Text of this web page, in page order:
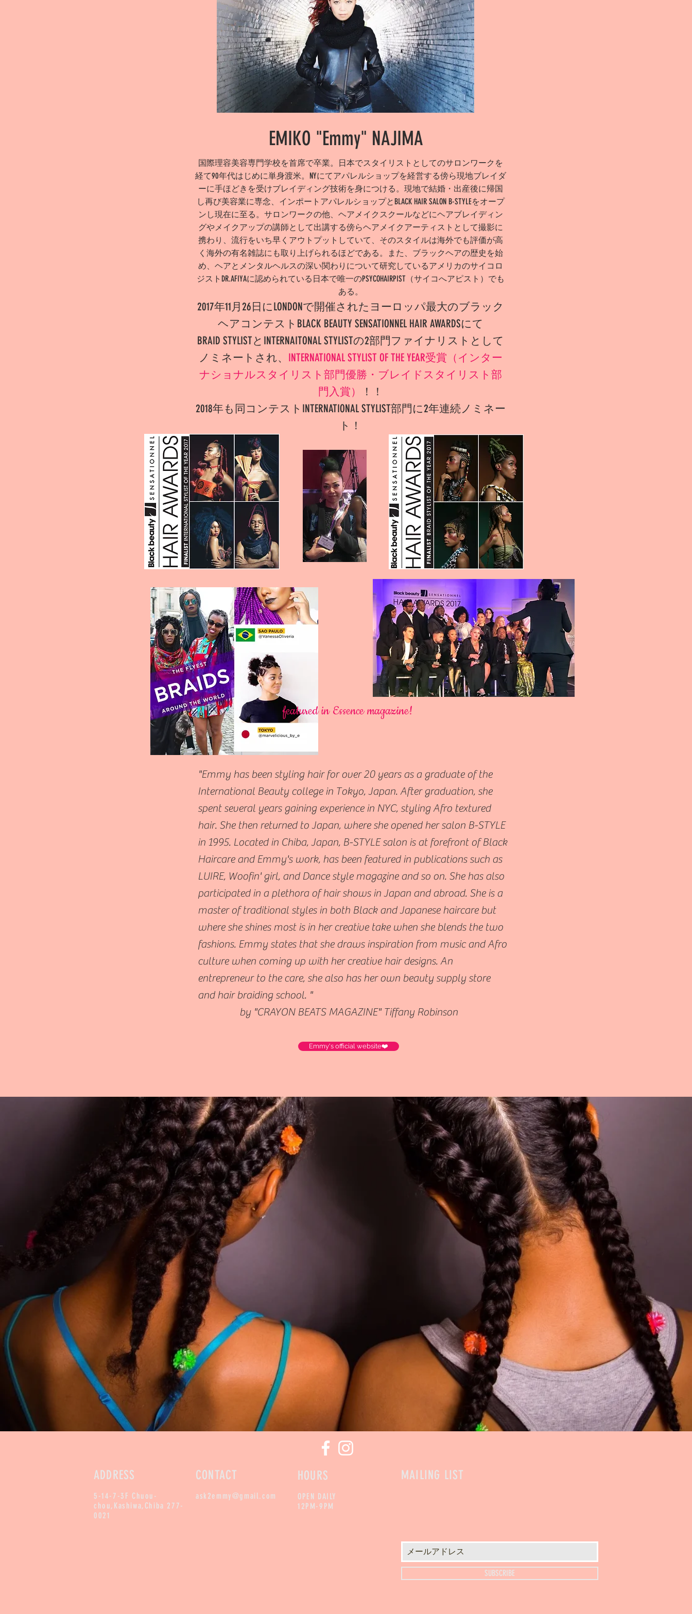
EMIKO "Emmy" NAJIMA
​国際理容美容専門学校を首席で卒業。日本でスタイリストとしてのサロンワークを
経て90年代はじめに単身渡米。NYにてアパレルショップを経営する傍ら現地ブレイダ
ーに手ほどきを受けブレイディング技術を身につける。現地で結婚・出産後に帰国
し再び美容業に専念、インポートアパレルショップとBLACK HAIR SALON B-STYLEをオープ
ンし現在に至る。サロンワークの他、ヘアメイクスクールなどにヘアブレイディン
グやメイクアップの講師として出講する傍らヘアメイクアーティストとして撮影に
携わり、流行をいち早くアウトプットしていて、そのスタイルは海外でも評価が高
く海外の有名雑誌にも取り上げられるほどである。また、ブラックヘアの歴史を始
め、ヘアとメンタルヘルスの深い関わりについて研究しているアメリカのサイコロ
ジストDR.AFIYAに認められている日本で唯一のPSYCOHAIRPIST（サイコへアピスト）でも
ある。
2017年11月26日にLONDONで開催されたヨーロッパ最大のブラック
ヘアコンテストBLACK BEAUTY SENSATIONNEL HAIR AWARDSにて
BRAID STYLISTとINTERNAITONAL STYLISTの​2部門ファイナリストとして
ノミネートされ、 INTERNATIONAL STYLIST OF THE YEAR受賞（インター
ナショナルスタイリスト部門優勝・ブレイドスタイリスト部
門入賞）
！！
2018年も同コンテストINTERNATIONAL STYLIST部門に2年連続ノミネー
ト！
featured in Essence magazine!
"Emmy has been styling hair for over 20 years as a graduate of the
International Beauty college in Tokyo, Japan. After graduation, she
spent several years gaining experience in NYC, styling Afro textured
hair. She then returned to Japan, where she opened her salon B-STYLE
in 1995. Located in Chiba, Japan, B-STYLE salon is at forefront of Black
Haircare and Emmy's work, has been featured in publications such as
LUIRE, Woofin' girl, and Dance style magazine and so on. She has also
participated in a plethora of hair shows in Japan and abroad. She is a
master of traditional styles in both Black and Japanese haircare but
where she shines most is in her creative take when she blends the two
fashions. Emmy states that she draws inspiration from music and Afro
culture when coming up with her creative hair designs. An
entrepreneur to the care, she also has her own beauty supply store
and hair braiding school. "
by "CRAYON BEATS MAGAZINE" Tiffany Robinson
Emmy's official website❤️
ADDRESS
5-14-7-3F Chuou-
chou,Kashiwa,Chiba 277-
0021
CONTACT
ask2emmy@gmail.com
HOURS
OPEN DAILY
12PM-9PM
MAILING LIST
SUBSCRIBE